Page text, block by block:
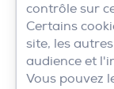
contrôle sur
Certains
site, les
audience et
Vous pouvez